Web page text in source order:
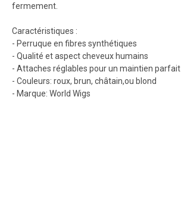
fermement.
Caractéristiques :
- Perruque en fibres synthétiques
- Qualité et aspect cheveux humains
- Attaches réglables pour un maintien parfait
- Couleurs: roux, brun, châtain,ou blond
- Marque: World Wigs